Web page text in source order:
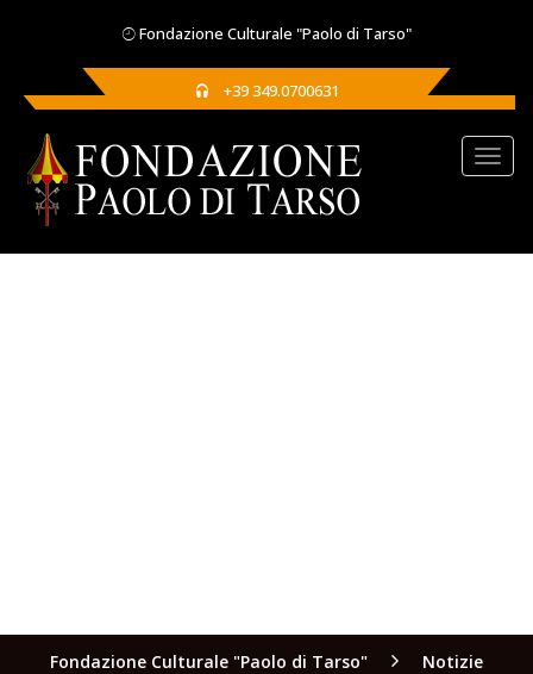
Fondazione Culturale "Paolo di Tarso"
+39 349.0700631
Fondazione Culturale "Paolo di Tarso"
Notizie